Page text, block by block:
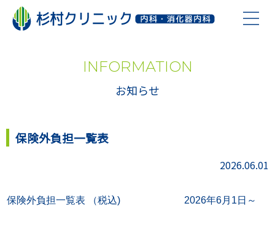
診療について
よくある質問
INFORMATION
お知らせ
保険外負担一覧表
2026.06.01
保険外負担一覧表 （税込) 2026年6月1日～